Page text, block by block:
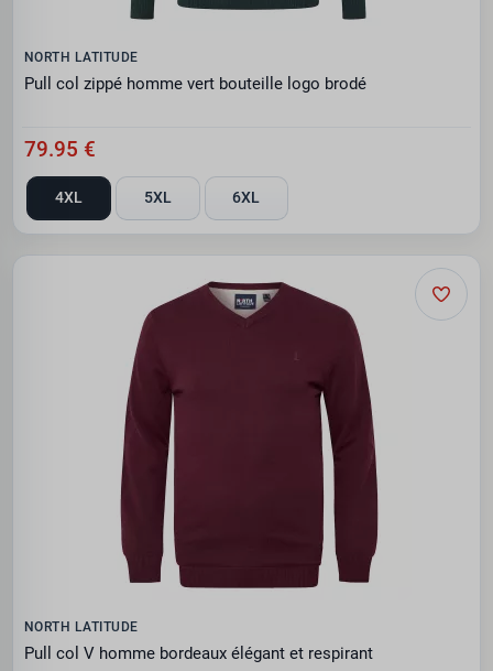
NORTH LATITUDE
Pull col zippé homme vert bouteille logo brodé
79.95 €
4XL 5XL 6XL
NORTH LATITUDE
Pull col V homme bordeaux élégant et respirant